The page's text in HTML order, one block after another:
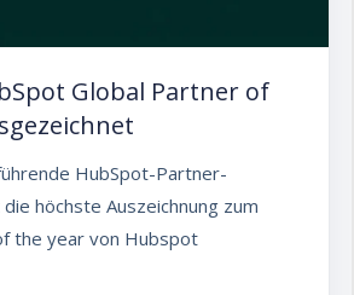
Global Partner of
HubSpot-Partner-
höchste Auszeichnung zum
the year von Hubspot